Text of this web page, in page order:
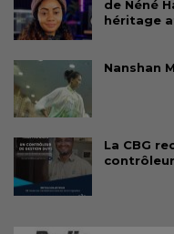
de Néné
héritage
Nanshan
La CBG